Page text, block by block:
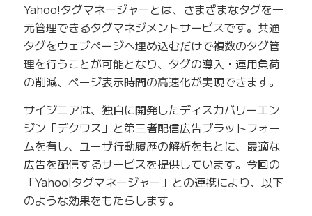
Yahoo!タグマネージャーとは、さまざまなタグを一
元管理できるタグマネジメントサービスです。共通
タグをウェブページへ埋め込むだけで複数のタグ管
理を行うことが可能となり、タグの導入・運用負荷
の削減、ページ表示時間の高速化が実現できます。
サイジニアは、独自に開発したディスカバリーエン
ジン「デクワス」と第三者配信広告プラットフォー
ムを有し、ユーザ行動履歴の解析をもとに、最適な
広告を配信するサービスを提供しています。今回の
「Yahoo!タグマネージャー」との連携により、以下
のような効果をもたらします。